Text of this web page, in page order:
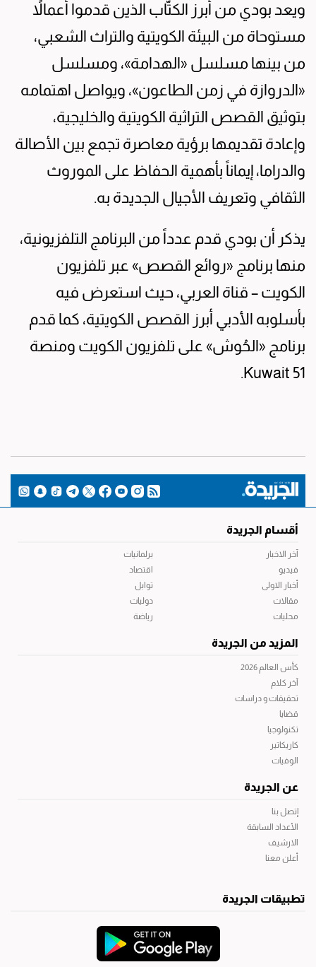
ويعد بودي من أبرز الكتّاب الذين قدموا أعمالاً
مستوحاة من البيئة الكويتية والتراث الشعبي،
من بينها مسلسل «الهدامة»، ومسلسل
«الدروازة في زمن الطاعون»، ويواصل اهتمامه
بتوثيق القصص التراثية الكويتية والخليجية،
وإعادة تقديمها برؤية معاصرة تجمع بين الأصالة
والدراما، إيماناً بأهمية الحفاظ على الموروث
الثقافي وتعريف الأجيال الجديدة به.
يذكر أن بودي قدم عدداً من البرنامج التلفزيونية،
منها برنامج «روائع القصص» عبر تلفزيون
الكويت – قناة العربي، حيث استعرض فيه
بأسلوبه الأدبي أبرز القصص الكويتية، كما قدم
برنامج «الحُوش» على تلفزيون الكويت ومنصة
Kuwait 51.
أقسام الجريدة
آخر الاخبار
فيديو
أخبار الاولى
مقالات
محليات
برلمانيات
اقتصاد
توابل
دوليات
رياضة
المزيد من الجريدة
كأس العالم 2026
آخر كلام
تحقيقات و دراسات
قضايا
تكنولوجيا
كاريكاتير
الوفيات
عن الجريدة
إتصل بنا
الأعداد السابقة
الارشيف
أعلن معنا
تطبيقات الجريدة